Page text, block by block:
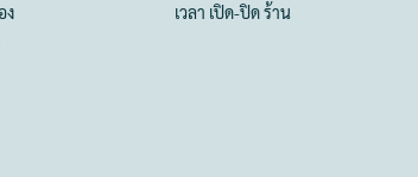
ง
เวลา เปิด-ปิด ร้าน